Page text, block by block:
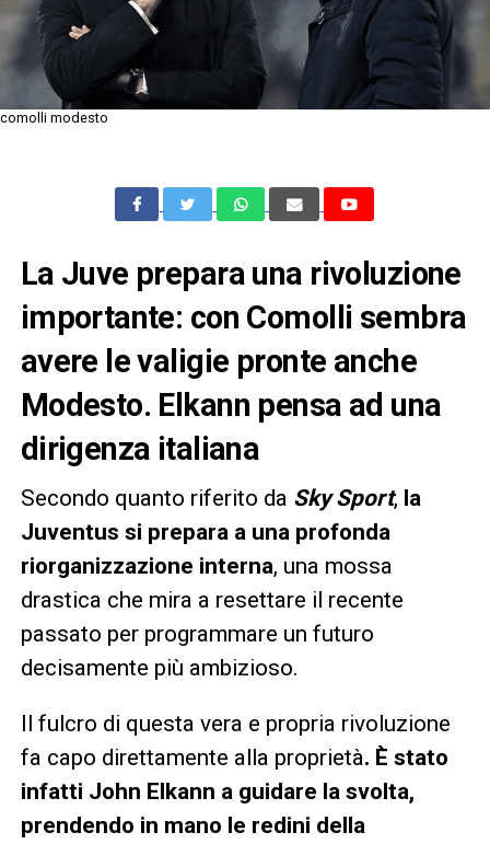
comolli modesto
La Juve prepara una rivoluzione
importante: con Comolli sembra
avere le valigie pronte anche
Modesto. Elkann pensa ad una
dirigenza italiana
Secondo quanto riferito da Sky Sport, la
Juventus si prepara a una profonda
riorganizzazione interna, una mossa
drastica che mira a resettare il recente
passato per programmare un futuro
decisamente più ambizioso.
Il fulcro di questa vera e propria rivoluzione
fa capo direttamente alla proprietà. È stato
infatti John Elkann a guidare la svolta,
prendendo in mano le redini della